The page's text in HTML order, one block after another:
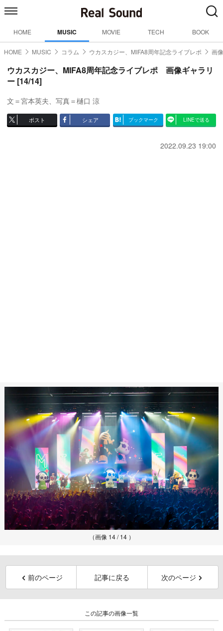
HOME MUSIC MOVIE TECH BOOK
HOME MUSIC コラム ウカスカジー、MIFA8周年記念ライブレポ 画
ウカスカジー、MIFA8周年記念ライブレポ 画像ギャラリ
ー [14/14]
文＝宮本英夫、写真＝樋口 涼
ポスト シェア ブックマーク LINEで送る
2022.09.23 19:00
（画像 14 / 14 ）
前のページ 記事に戻る 次のページ
この記事の画像一覧